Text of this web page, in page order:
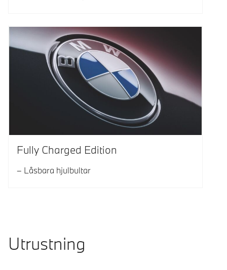
Fully Charged Edition
Låsbara hjulbultar
Utrustning